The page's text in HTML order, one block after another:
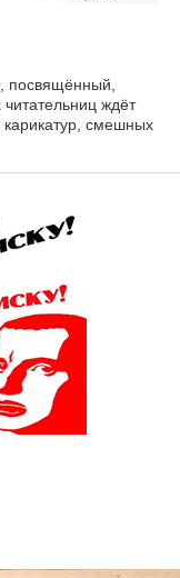
посвящённый,
карикатур, смешных